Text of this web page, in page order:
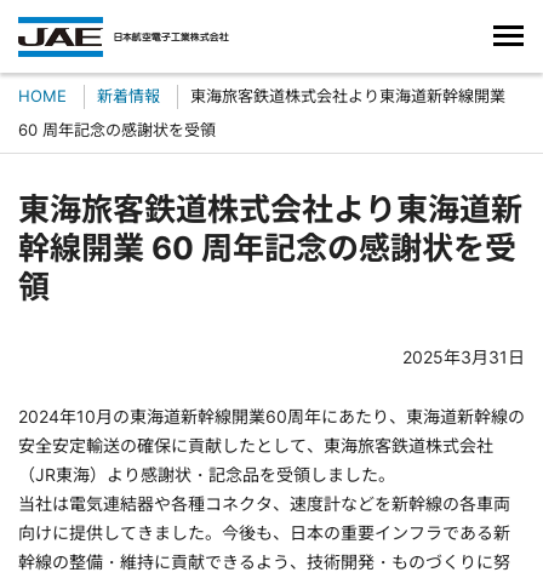
HOME 新着情報
東海旅客鉄道株式会社より東海道新幹線開業
60 周年記念の感謝状を受領
東海旅客鉄道株式会社より東海道新
幹線開業 60 周年記念の感謝状を受
領
2025年3月31日
2024年10月の東海道新幹線開業60周年にあたり、東海道新幹線の
安全安定輸送の確保に貢献したとして、東海旅客鉄道株式会社
（JR東海）より感謝状・記念品を受領しました。
当社は電気連結器や各種コネクタ、速度計などを新幹線の各車両
向けに提供してきました。今後も、日本の重要インフラである新
幹線の整備・維持に貢献できるよう、技術開発・ものづくりに努